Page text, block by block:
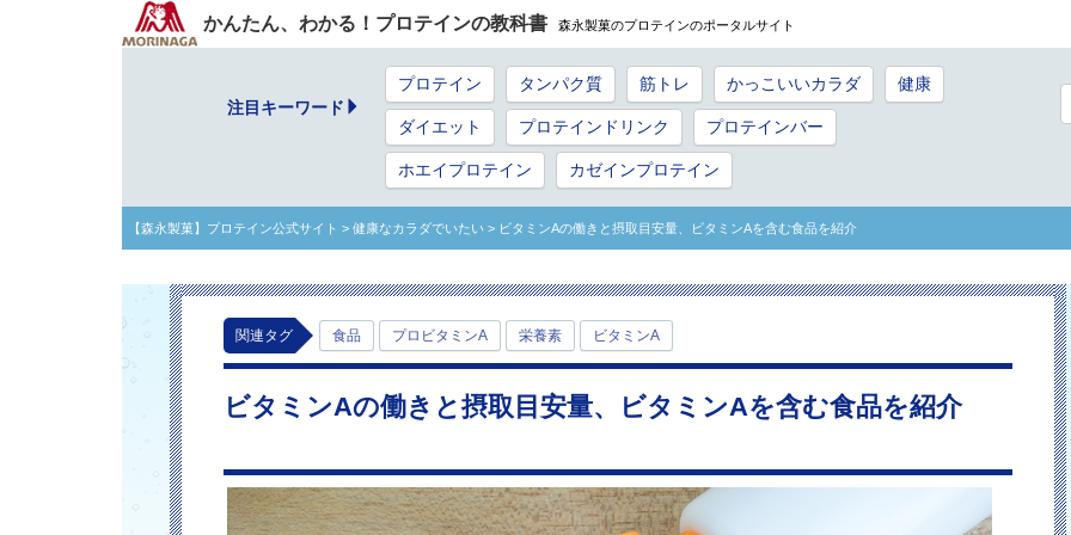
かんたん、わかる！プロテインの教科書 森永製菓のプロテインのポータルサイト
注目キーワード
プロテイン タンパク質 筋トレ かっこいいカラダ 健康
ダイエット プロテインドリンク プロテインバー
ホエイプロテイン カゼインプロテイン
【森永製菓】プロテイン公式サイト > 健康なカラダでいたい > ビタミンAの働きと摂取目安量、ビタミンAを含む食品を紹介
関連タグ 食品 プロビタミンA 栄養素 ビタミンA
ビタミンAの働きと摂取目安量、ビタミンAを含む食品を紹介